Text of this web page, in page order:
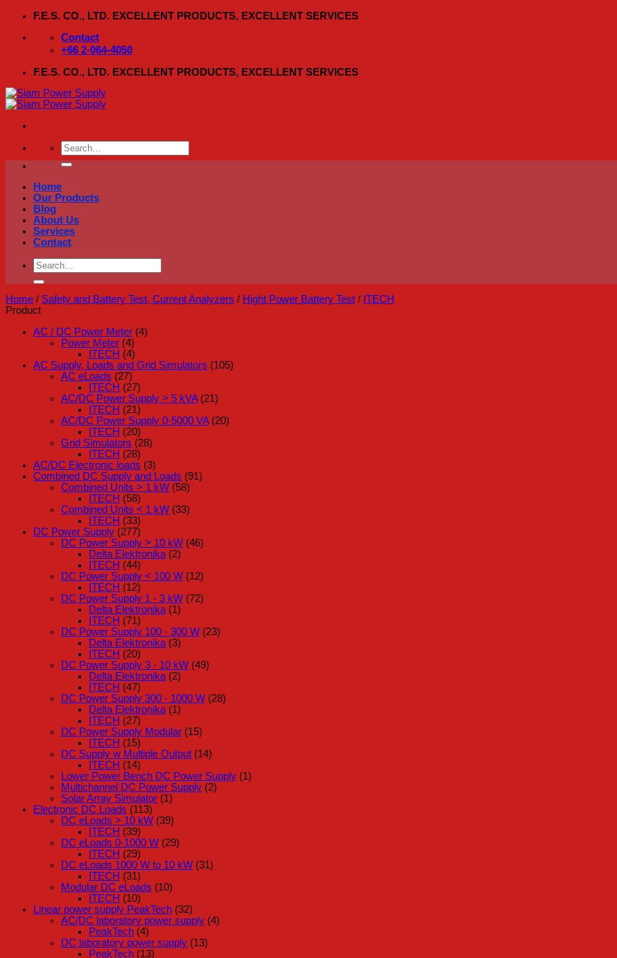
Skip
content
F.E.S. CO., LTD. EXCELLENT PRODUCTS, EXCELLENT SERVICES
Contact
+66 2-064-4050
F.E.S. CO., LTD. EXCELLENT PRODUCTS, EXCELLENT SERVICES
Search
for:
Home
Our Products
Blog
About Us
Services
Contact
Search
for:
Home / Safety and Battery Test, Current Analyzers / Hight Power Battery Test / ITECH
Product
AC / DC Power Meter (4)
Power Meter (4)
ITECH (4)
AC Supply, Loads and Grid Simulators (105)
AC eLoads (27)
ITECH (27)
AC/DC Power Supply > 5 kVA (21)
ITECH (21)
AC/DC Power Supply 0-5000 VA (20)
ITECH (20)
Grid Simulators (28)
ITECH (28)
AC/DC Electronic loads (3)
Combined DC Supply and Loads (91)
Combined Units > 1 kW (58)
ITECH (58)
Combined Units < 1 kW (33)
ITECH (33)
DC Power Supply (277)
DC Power Supply > 10 kW (46)
Delta Elektronika (2)
ITECH (44)
DC Power Supply < 100 W (12)
ITECH (12)
DC Power Supply 1 - 3 kW (72)
Delta Elektronika (1)
ITECH (71)
DC Power Supply 100 - 300 W (23)
Delta Elektronika (3)
ITECH (20)
DC Power Supply 3 - 10 kW (49)
Delta Elektronika (2)
ITECH (47)
DC Power Supply 300 - 1000 W (28)
Delta Elektronika (1)
ITECH (27)
DC Power Supply Modular (15)
ITECH (15)
DC Supply w Multiple Output (14)
ITECH (14)
Lower Power Bench DC Power Supply (1)
Multichannel DC Power Supply (2)
Solar Array Simulator (1)
Electronic DC Loads (113)
DC eLoads > 10 kW (39)
ITECH (39)
DC eLoads 0-1000 W (29)
ITECH (29)
DC eLoads 1000 W to 10 kW (31)
ITECH (31)
Modular DC eLoads (10)
ITECH (10)
Linear power supply PeakTech (32)
AC/DC laboratory power supply (4)
PeakTech (4)
DC laboratory power supply (13)
PeakTech (13)